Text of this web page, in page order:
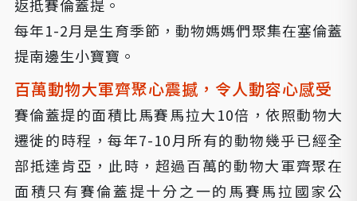
返抵賽倫蓋提。
每年1-2月是生育季節，動物媽媽們聚集在塞倫蓋
提南邊生小寶寶。
百萬動物大軍齊聚心震撼，令人動容心感受
賽倫蓋提的面積比馬賽馬拉大10倍，依照動物大
遷徙的時程，每年7-10月所有的動物幾乎已經全
部抵達肯亞，此時，超過百萬的動物大軍齊聚在
面積只有賽倫蓋提十分之一的馬賽馬拉國家公